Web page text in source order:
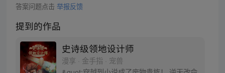
答案问题点击 举报反馈
提到的作品
史诗级领地设计师
漫享 · 金手指 · 宠兽